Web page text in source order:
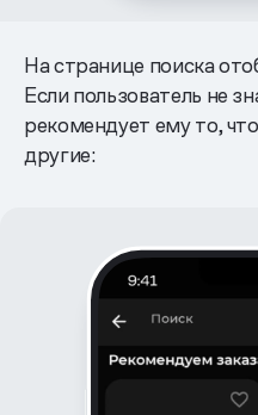
На странице поиска
Если пользователь не
рекомендует ему то,
другие: